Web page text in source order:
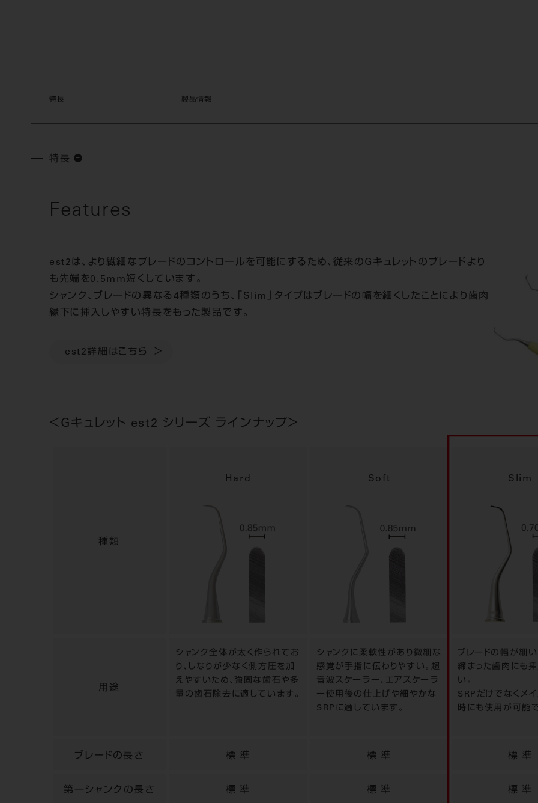
特長 製品情報
特長
Features
est2は、より繊細なブレードのコントロールを可能にするため、従来のGキュレットのブレードより
も先端を0.5mm短くしています。
シャンク、ブレードの異なる4種類のうち、「Slim」タイプはブレードの幅を細くしたことにより歯肉
縁下に挿入しやすい特長をもった製品です。
est2詳細はこちら
＜Gキュレット est2 シリーズ ラインナップ＞
種類
Hard Soft Slim
用途
シャンク全体が太く作られてお
り、しなりが少なく側方圧を加
えやすいため、強固な歯石や多
量の歯石除去に適しています。
シャンクに柔軟性があり微細な
感覚が手指に伝わりやすい。超
音波スケーラー、エアスケーラ
ー使用後の仕上げや細やかな
SRPに適しています。
ブレードの幅が細い
締まった歯肉にも
い。
SRPだけでなくメ
時にも使用が可能
ブレードの長さ 標 準 標 準 標 準
第一シャンクの長さ 標 準 標 準 標 準